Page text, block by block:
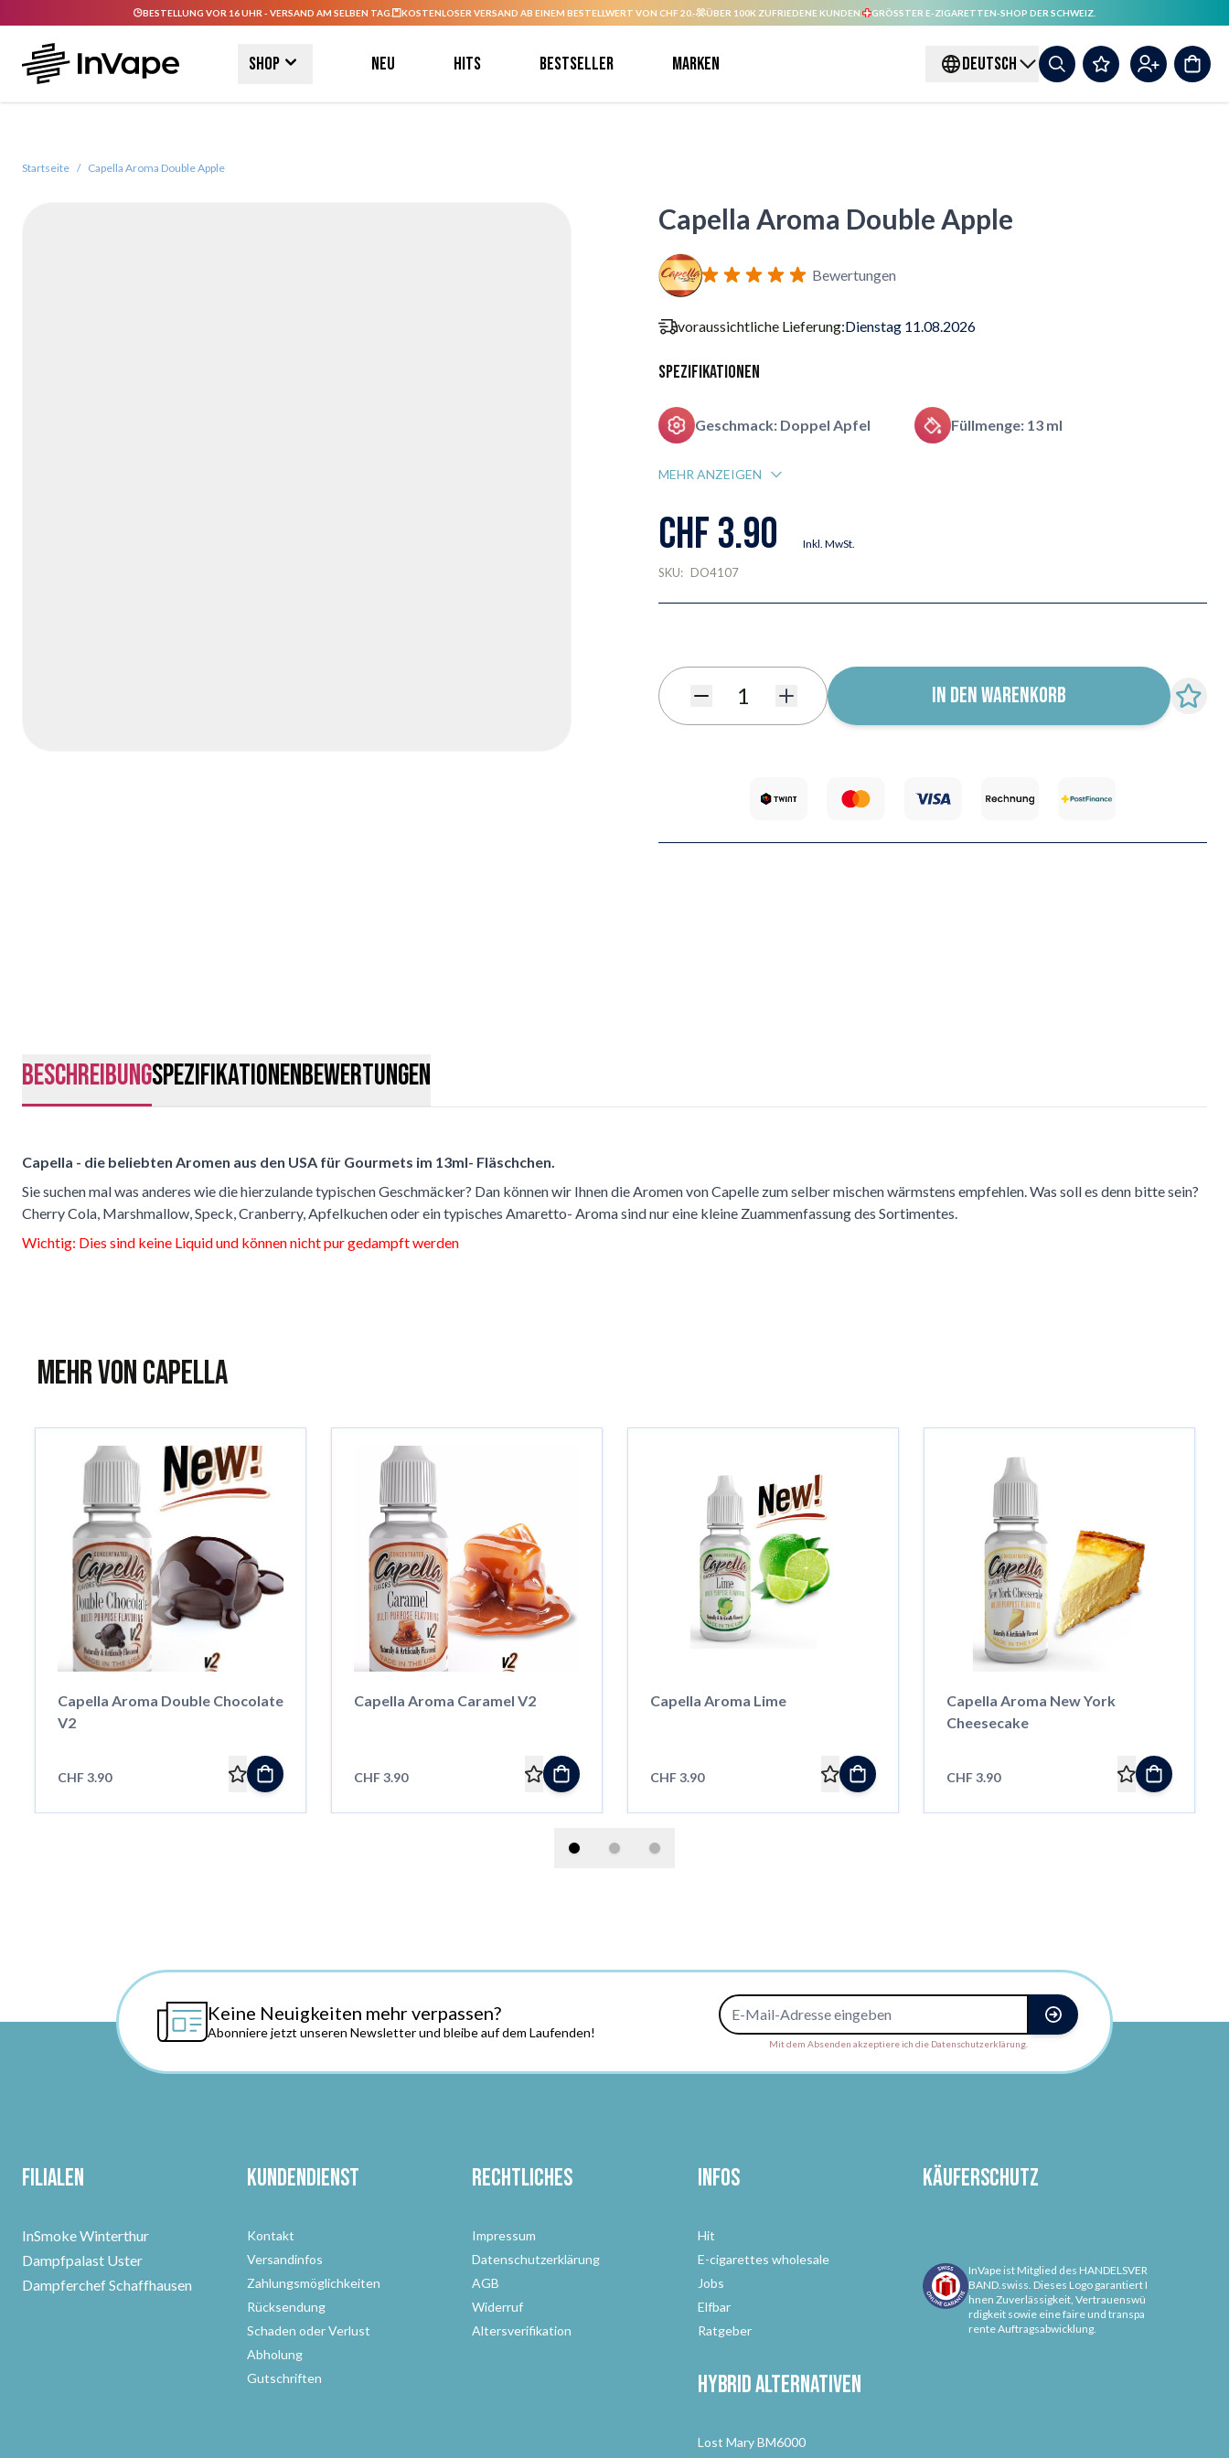
BESTELLUNG VOR 16 UHR - VERSAND AM SELBEN TAG. KOSTENLOSER VERSAND AB EINEM BESTELLWERT VON CHF 20.- ÜBER 100K ZUFRIEDENE KUNDEN. GRÖSSTER E-ZIGARETTEN-SHOP DER SCHWEIZ.
Shop Neu Hits Bestseller Marken DEUTSCH
Startseite / Capella Aroma Double Apple
Capella Aroma Double Apple
Bewertungen
voraussichtliche Lieferung:Dienstag 11.08.2026
Spezifikationen
Geschmack: Doppel Apfel Füllmenge: 13 ml
MEHR ANZEIGEN
CHF 3.90 Inkl. MwSt.
SKU: DO4107
IN DEN WARENKORB
BeschreibungSpezifikationenBewertungen
Capella - die beliebten Aromen aus den USA für Gourmets im 13ml- Fläschchen.
Sie suchen mal was anderes wie die hierzulande typischen Geschmäcker? Dan können wir Ihnen die Aromen von Capelle zum selber mischen wärmstens empfehlen. Was soll es denn bitte sein?
Cherry Cola, Marshmallow, Speck, Cranberry, Apfelkuchen oder ein typisches Amaretto- Aroma sind nur eine kleine Zuammenfassung des Sortimentes.
Wichtig: Dies sind keine Liquid und können nicht pur gedampft werden
Mehr von Capella
Capella Aroma Double Chocolate
V2
CHF 3.90
Capella Aroma Caramel V2
CHF 3.90
Capella Aroma Lime
CHF 3.90
Capella Aroma New York
Cheesecake
CHF 3.90
Keine Neuigkeiten mehr verpassen?
Abonniere jetzt unseren Newsletter und bleibe auf dem Laufenden!
E-Mail-Adresse
Mit dem Absenden akzeptiere ich die Datenschutzerklärung.
Filialen
InSmoke Winterthur
Dampfpalast Uster
Dampferchef Schaffhausen
Kundendienst
Kontakt
Versandinfos
Zahlungsmöglichkeiten
Rücksendung
Schaden oder Verlust
Abholung
Gutschriften
Rechtliches
Impressum
Datenschutzerklärung
AGB
Widerruf
Altersverifikation
Infos
Hit
E-cigarettes wholesale
Jobs
Elfbar
Ratgeber
Hybrid Alternativen
Lost Mary BM6000
Käuferschutz
InVape ist Mitglied des HANDELSVER
BAND.swiss. Dieses Logo garantiert I
hnen Zuverlässigkeit, Vertrauenswü
rdigkeit sowie eine faire und transpa
rente Auftragsabwicklung.